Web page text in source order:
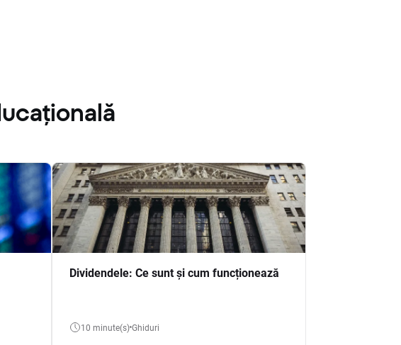
Dividendele: Ce sunt și cum funcționează
10 minute(s) Ghiduri